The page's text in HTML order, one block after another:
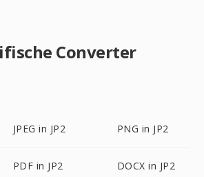
Converter
JPEG in JP2 PNG in JP2
PDF in JP2 DOCX in JP2